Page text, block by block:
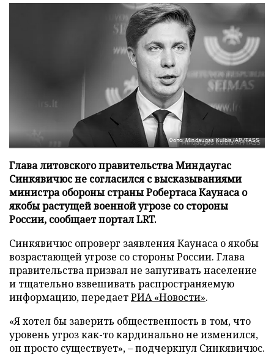
Фото: Mindaugas Kulbis/AP/TASS
Глава литовского правительства Миндаугас
Синкявичюс не согласился с высказываниями
министра обороны страны Робертаса Каунаса о
якобы растущей военной угрозе со стороны
России, сообщает портал LRT.
Синкявичюс опроверг заявления Каунаса о якобы
возрастающей угрозе со стороны России. Глава
правительства призвал не запугивать население
и тщательно взвешивать распространяемую
информацию, передаетРИА «Новости».
«Я хотел бы заверить общественность в том, что
уровень угроз как-то кардинально не изменился,
он просто существует», – подчеркнул Синкявичюс.